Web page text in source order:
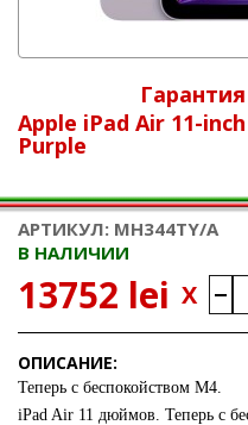
Apple iPad Air 11-
Purple
АРТИКУЛ: MH344TY/A
В НАЛИЧИИ
13752 lei X
ОПИСАНИЕ:
Теперь с беспокойством M4.
iPad Air 11 дюймов. Теперь с